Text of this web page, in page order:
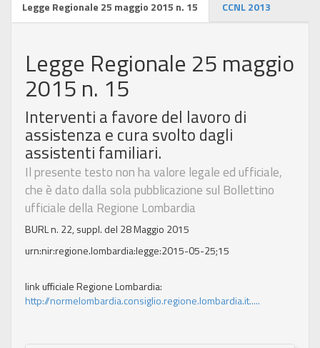
Legge Regionale 25 maggio 2015 n. 15 CCNL 2013
Legge Regionale 25 maggio
2015 n. 15
Interventi a favore del lavoro di
assistenza e cura svolto dagli
assistenti familiari.
Il presente testo non ha valore legale ed ufficiale,
che è dato dalla sola pubblicazione sul Bollettino
ufficiale della Regione Lombardia
BURL n. 22, suppl. del 28 Maggio 2015
urn:nir:regione.lombardia:legge:2015-05-25;15
link ufficiale Regione Lombardia:
http://normelombardia.consiglio.regione.lombardia.it.....